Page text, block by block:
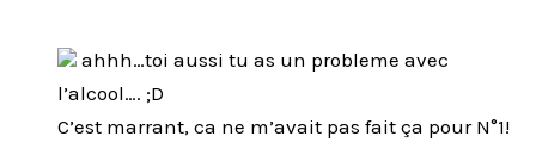
ahhh…toi aussi tu as un probleme avec
l’alcool…. ;D
C’est marrant, ca ne m’avait pas fait ça pour N°1!